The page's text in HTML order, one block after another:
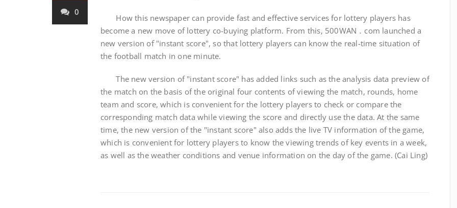
0
How this newspaper can provide fast and effective services for lottery players has
become a new move of lottery co-buying platform. From this, 500WAN．com launched a
new version of "instant score", so that lottery players can know the real-time situation of
the football match in one minute.
The new version of "instant score" has added links such as the analysis data preview of
the match on the basis of the original four contents of viewing the match, rounds, home
team and score, which is convenient for the lottery players to check or compare the
corresponding match data while viewing the score and directly use the data. At the same
time, the new version of the "instant score" also adds the live TV information of the game,
which is convenient for lottery players to know the viewing trends of key events in a week,
as well as the weather conditions and venue information on the day of the game. (Cai Ling)